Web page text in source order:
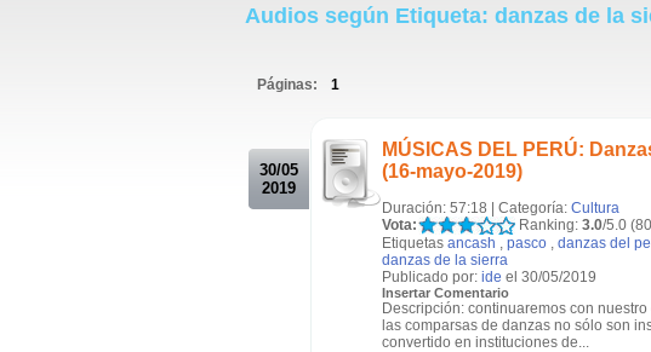
Audios según Etiqueta: danzas de la
Páginas: 1
30/05
2019
MÚSICAS DEL PERÚ:
(16-mayo-2019)
Duración: 57:18 | Categoría: Cultura
Vota:
Ranking: 3.0/5.0
Etiquetas ancash , pasco , danzas del
danzas de la sierra
Publicado por: ide el 30/05/2019
Insertar Comentario
Descripción: continuaremos con
las comparsas de danzas no sólo son
convertido en instituciones de...